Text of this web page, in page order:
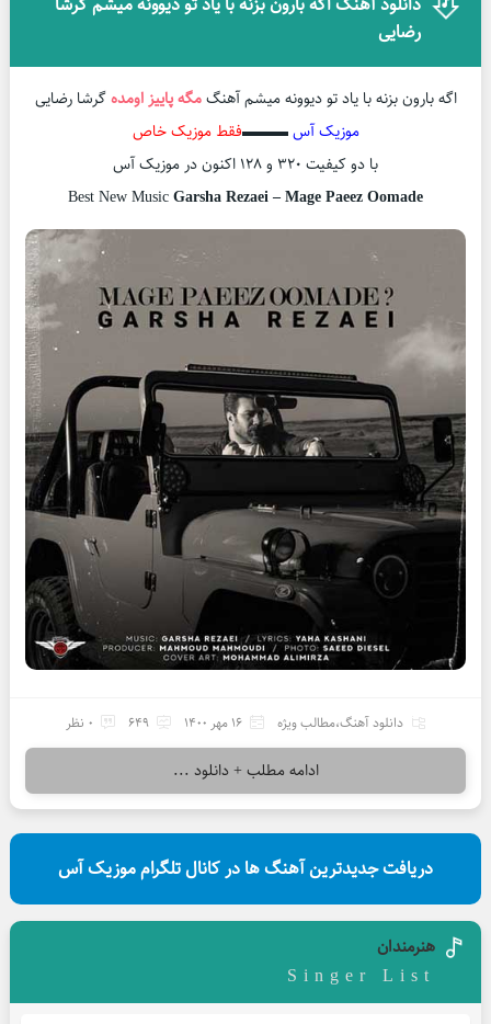
رضایی
اگه بارون بزنه با یاد تو دیوونه میشم آهنگمگه پاییز اومدهگرشا رضایی
موزیک آس▬▬▬فقط موزیک خاص
با دو کیفیت ۳۲۰ و ۱۲۸ اکنون در موزیک آس
Best New MusicGarsha Rezaei – Mage Paeez Oomade
دانلود آهنگ،مطالب ویژه 16 مهر 1400 649 0 نظر
ادامه مطلب + دانلود ...
دریافت جدیدترین آهنگ ها در کانال تلگرام موزیک آس
هنرمندان
Singer List